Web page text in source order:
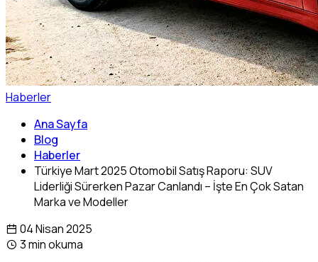
Haberler
Ana Sayfa
Blog
Haberler
Türkiye Mart 2025 Otomobil Satış Raporu: SUV
Liderliği Sürerken Pazar Canlandı – İşte En Çok Satan
Marka ve Modeller
04 Nisan 2025
3 min okuma